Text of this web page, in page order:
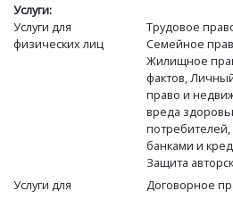
Услуги:
Услуги для
физических лиц
Трудовое
Семейное
Жилищное
фактов,
право и
вреда
банками и
Защита
Услуги для
Договорное